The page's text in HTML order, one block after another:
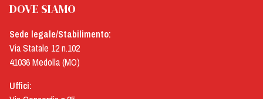
DOVE SIAMO
Sede legale/Stabilimento:
Via Statale 12 n.102
41036 Medolla (MO)
Uffici: